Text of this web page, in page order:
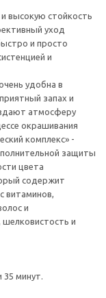
и высокую стойкость
уход
и просто
и
удобна в
запах и
атмосферу
окрашивания
комплекс» -
защиты
цвета
содержит
витаминов,
и
и
минут.